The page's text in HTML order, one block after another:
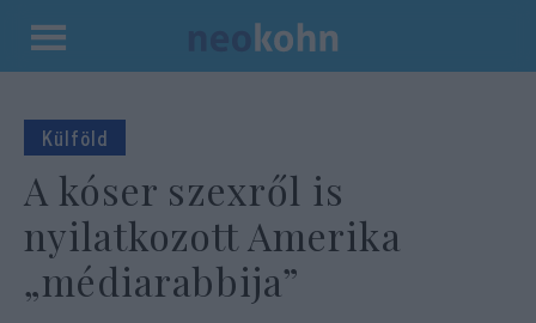
Kilépés
tartalomba
Külföld
A kóser szexről is
nyilatkozott Amerika
„médiarabbija”